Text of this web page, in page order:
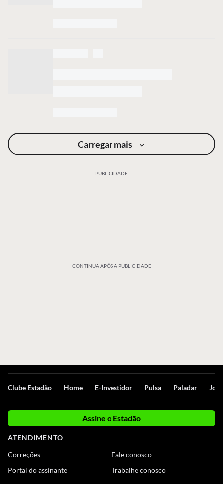
Carregar mais
PUBLICIDADE
CONTINUA APÓS A PUBLICIDADE
Clube Estadão Home E-Investidor Pulsa Paladar
Assine o Estadão
ATENDIMENTO
Correções
Portal do assinante
Fale conosco
Trabalhe conosco